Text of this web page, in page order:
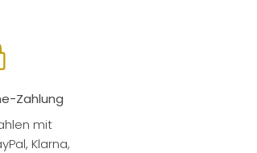
Zahlung
mit
Klarna,